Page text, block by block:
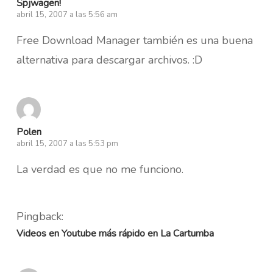
Špjwagen!
abril 15, 2007 a las 5:56 am
Free Download Manager también es una buena
alternativa para descargar archivos. :D
Polen
abril 15, 2007 a las 5:53 pm
La verdad es que no me funciono.
Pingback:
Videos en Youtube más rápido en La Cartumba